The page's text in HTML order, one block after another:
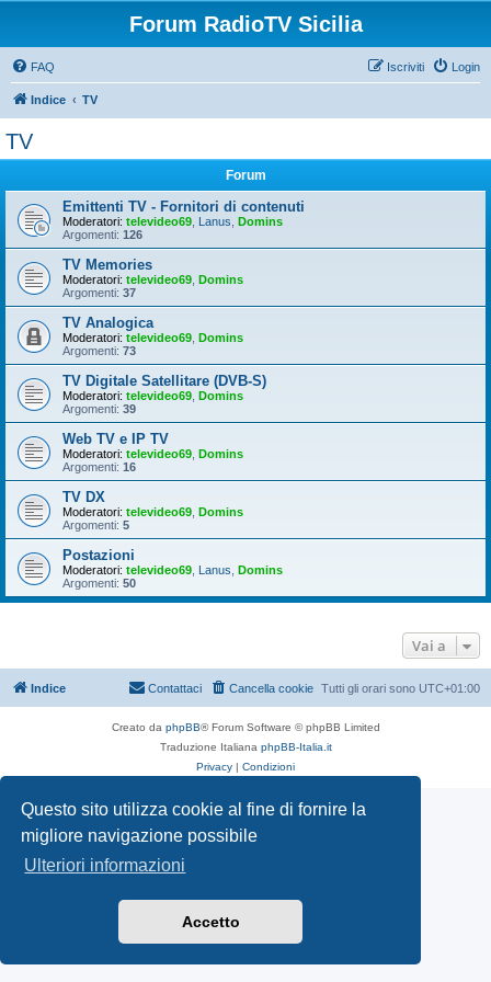
Questo sito utilizza cookie al fine di fornire la
migliore navigazione possibile
Ulteriori informazioni
Accetto
Forum RadioTV Sicilia
FAQ Login
Iscriviti
Indice TV
TV
Forum
Emittenti TV - Fornitori di contenuti
Moderatori: televideo69 Lanus Domins
Argomenti: 126
TV Memories
Moderatori: televideo69 Domins
Argomenti: 37
TV Analogica
Moderatori: televideo69 Domins
Argomenti: 73
TV Digitale Satellitare (DVB-S)
Moderatori: televideo69 Domins
Argomenti: 39
Web TV e IP TV
Moderatori: televideo69 Domins
Argomenti: 16
TV DX
Moderatori: televideo69 Domins
Argomenti: 5
Postazioni
Moderatori: televideo69 Lanus Domins
Argomenti: 50
Vai a
Indice Tutti gli orari sono UTC+01:00
Cancella cookie
Contattaci
Creato da phpBB® Forum Software © phpBB Limited
Traduzione Italiana phpBB-Italia.it
Privacy | Condizioni